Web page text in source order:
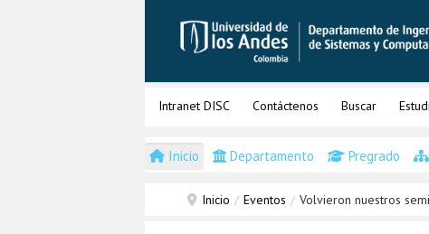
Intranet DISC Contáctenos Buscar
Inicio Departamento Pregrado
Inicio / Eventos / Volvieron nuestros